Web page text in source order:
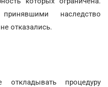
наследство
отказались.
процедуру